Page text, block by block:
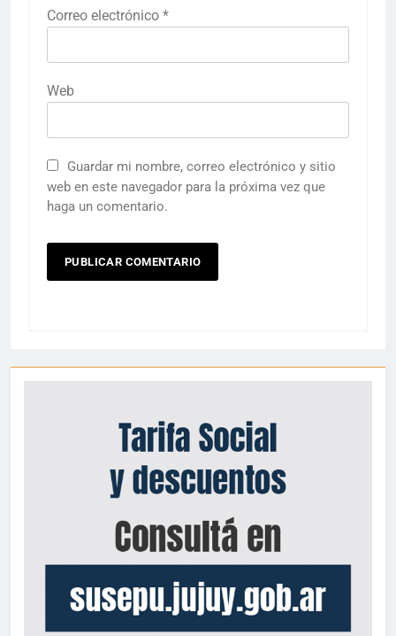
Correo electrónico *
Web
Guardar mi nombre, correo electrónico y sitio
web en este navegador para la próxima vez que
haga un comentario.